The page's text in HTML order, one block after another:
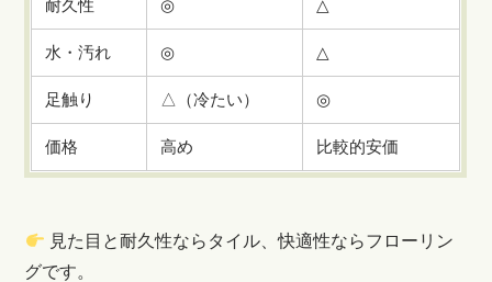
耐久性 ◎ △
水・汚れ ◎ △
足触り △（冷たい） ◎
価格 高め 比較的安価
見た目と耐久性ならタイル、快適性ならフローリン
グです。